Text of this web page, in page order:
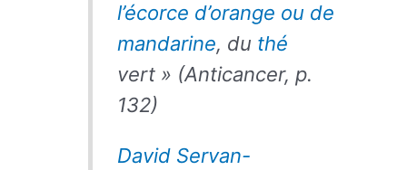
l’écorce d’orange ou de
mandarine, du thé
vert » (Anticancer, p.
132)
David Servan-